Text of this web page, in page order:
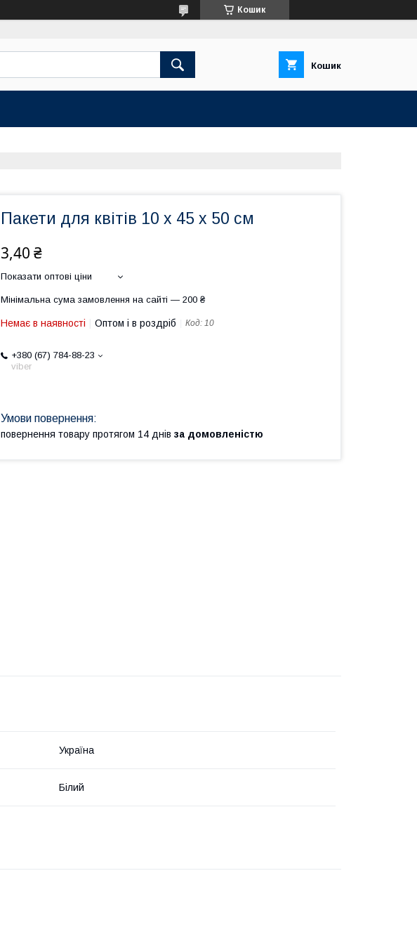
Кошик
Кошик
Пакети для квітів 10 х 45 х 50 см
3,40 ₴
Показати оптові ціни
Мінімальна сума замовлення на сайті — 200 ₴
Немає в наявності Оптом і в роздріб Код: 10
+380 (67) 784-88-23
viber
повернення товару протягом 14 днів за домовленістю
Україна
Білий